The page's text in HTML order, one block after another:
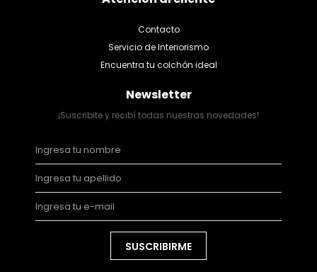
Contacto
Servicio de Interiorismo
Encuentra tu colchón ideal
Newsletter
¡Suscribite y recibí todas nuestras novedades!
SUSCRIBIRME